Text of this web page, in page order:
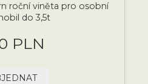
roční viněta pro osobní
do 3,5t
PLN